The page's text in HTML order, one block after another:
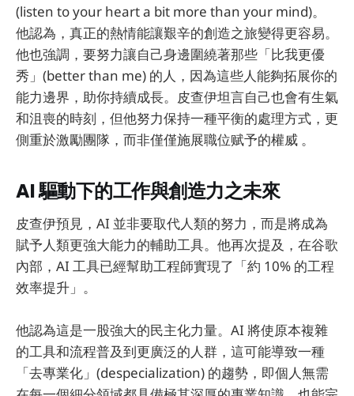
(listen to your heart a bit more than your mind)。
他認為，真正的熱情能讓艱辛的創造之旅變得更容易。
他也強調，要努力讓自己身邊圍繞著那些「比我更優
秀」(better than me) 的人，因為這些人能夠拓展你的
能力邊界，助你持續成長。皮查伊坦言自己也會有生氣
和沮喪的時刻，但他努力保持一種平衡的處理方式，更
側重於激勵團隊，而非僅僅施展職位赋予的權威 。
AI 驅動下的工作與創造力之未來
皮查伊預見，AI 並非要取代人類的努力，而是將成為
賦予人類更強大能力的輔助工具。他再次提及，在谷歌
內部，AI 工具已經幫助工程師實現了「約 10% 的工程
效率提升」。
他認為這是一股強大的民主化力量。AI 將使原本複雜
的工具和流程普及到更廣泛的人群，這可能導致一種
「去專業化」(despecialization) 的趨勢，即個人無需